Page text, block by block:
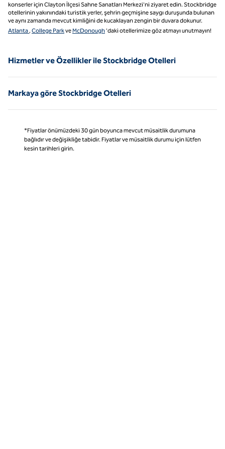
konserler için Clayton İlçesi Sahne Sanatları Merkezi'ni ziyaret edin. Stockbridge
otellerinin yakınındaki turistik yerler, şehrin geçmişine saygı duruşunda bulunan
ve aynı zamanda mevcut kimliğini de kucaklayan zengin bir duvara dokunur.
Atlanta , College ParkveMcDonough 'daki otellerimize göz atmayı unutmayın!
Hizmetler ve Özellikler ile Stockbridge Otelleri
Markaya göre Stockbridge Otelleri
*Fiyatlar önümüzdeki 30 gün boyunca mevcut müsaitlik durumuna
bağlıdır ve değişikliğe tabidir. Fiyatlar ve müsaitlik durumu için lütfen
kesin tarihleri girin.